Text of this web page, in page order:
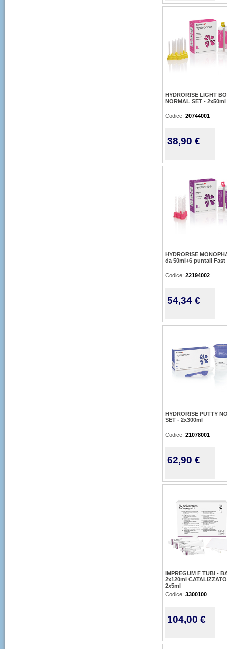
HYDRORISE LIGHT
NORMAL SET - 2x50ml
Codice: 20744001
38,90 €
HYDRORISE
da 50ml+6 puntali
Codice: 22194002
54,34 €
HYDRORISE PUTTY
SET - 2x300ml
Codice: 21078001
62,90 €
IMPREGUM F TUBI -
2x120ml
2x5ml
Codice: 3300100
104,00 €